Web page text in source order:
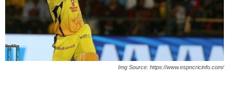
Img Source: https://www.espncricinfo.com/